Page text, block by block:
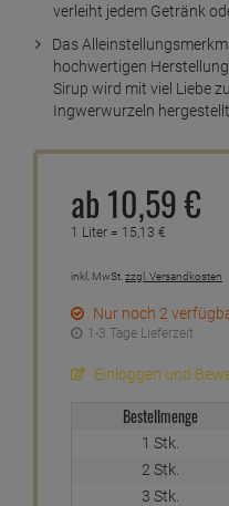
verleiht jedem Getränk
Das
hochwertigen
Sirup wird mit viel Liebe
Ingwerwurzeln hergestellt.
ab 10,59€
1 Liter = 15,13 €
inkl. MwSt. zzgl. Versandkosten
Nur noch 2
1-3 Tage Lieferzeit
Einloggen und
Bestellmenge
1 Stk.
2 Stk.
3 Stk.